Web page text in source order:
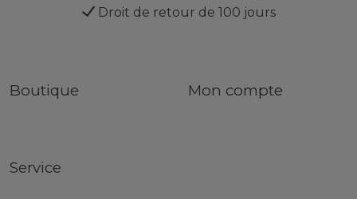
Droit de retour de 100 jours
Boutique Mon compte
Service